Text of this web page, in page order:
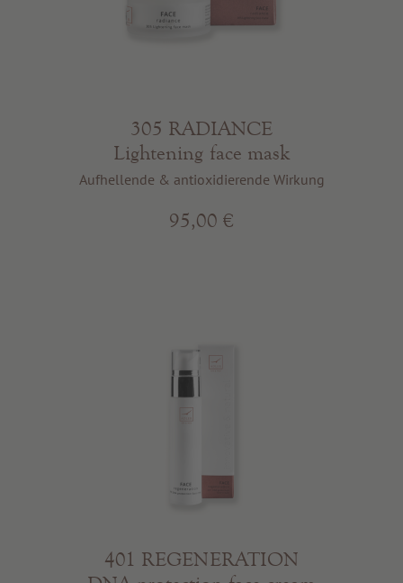
305 RADIANCE
Lightening face mask
Aufhellende & antioxidierende Wirkung
95,00 €
401 REGENERATION